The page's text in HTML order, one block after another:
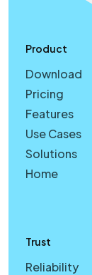
Product
Download
Pricing
Features
Use Cases
Solutions
Home
Trust
Reliability